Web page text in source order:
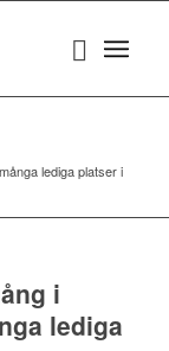
lediga platser i
i
lediga